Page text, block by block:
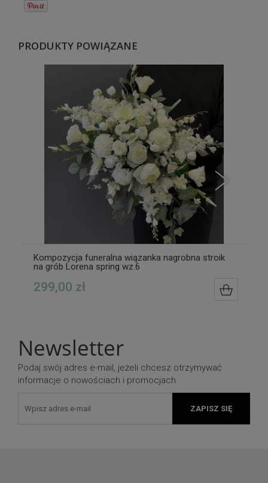
PRODUKTY POWIĄZANE
Kompozycja funeralna wiązanka nagrobna stroik
na grób Lorena spring wz.6
299,00 zł
Newsletter
Podaj swój adres e-mail, jeżeli chcesz otrzymywać
informacje o nowościach i promocjach.
ZAPISZ SIĘ